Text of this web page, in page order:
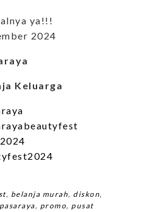
ya!!!
2024
Keluarga
, belanja murah, diskon,
, promo, pusat